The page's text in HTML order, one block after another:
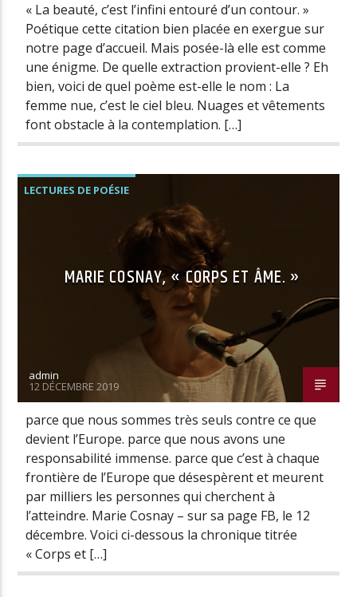
« La beauté, c’est l’infini entouré d’un contour. »
Poétique cette citation bien placée en exergue sur
notre page d’accueil. Mais posée-là elle est comme
une énigme. De quelle extraction provient-elle ? Eh
bien, voici de quel poème est-elle le nom : La
femme nue, c’est le ciel bleu. Nuages et vêtements
font obstacle à la contemplation. […]
LECTURES DE POÉSIE
NOS ENTRETIENS AVEC DES POÈTES
MARIE COSNAY, « CORPS ET ÂME. »
admin
12 DÉCEMBRE 2019
parce que nous sommes très seuls contre ce que
devient l’Europe. parce que nous avons une
responsabilité immense. parce que c’est à chaque
frontière de l’Europe que désespèrent et meurent
par milliers les personnes qui cherchent à
l’atteindre. Marie Cosnay – sur sa page FB, le 12
décembre. Voici ci-dessous la chronique titrée
« Corps et […]